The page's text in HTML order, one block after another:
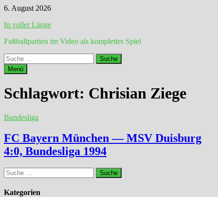
Zum
springen
6. August 2026
In voller Länge
Fußballpartien im Video als komplettes Spiel
Suche
nach:
Menü
Schlagwort: Chrisian Ziege
Bundesliga
FC Bayern München — MSV Duisburg
4:0, Bundesliga 1994
Suche
nach:
Kategorien